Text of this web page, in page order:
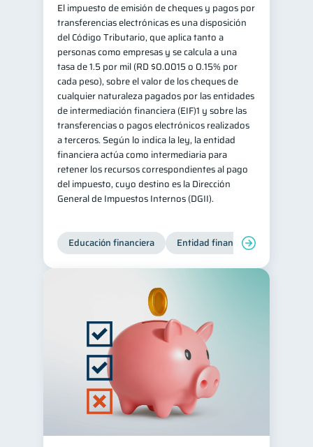
El impuesto de emisión de cheques y pagos por
transferencias electrónicas es una disposición
del Código Tributario, que aplica tanto a
personas como empresas y se calcula a una
tasa de 1.5 por mil (RD $0.0015 o 0.15% por
cada peso), sobre el valor de los cheques de
cualquier naturaleza pagados por las entidades
de intermediación financiera (EIF)1 y sobre las
transferencias o pagos electrónicos realizados
a terceros. Según lo indica la ley, la entidad
financiera actúa como intermediaria para
retener los recursos correspondientes al pago
del impuesto, cuyo destino es la Dirección
General de Impuestos Internos (DGII).
Educación financiera Entidad financiera